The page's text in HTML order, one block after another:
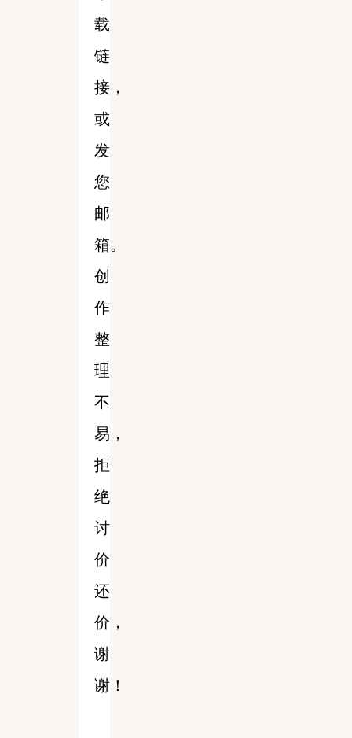
载
链
接，
或
发
您
邮
箱。
创
作
整
理
不
易，
拒
绝
讨
价
还
价，
谢
谢！